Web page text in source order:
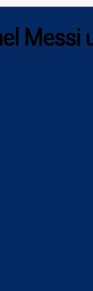
Messi